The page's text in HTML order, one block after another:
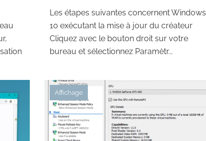
Les étapes suivantes concernent Windows
10 exécutant la mise à jour du créateur
Cliquez avec le bouton droit sur votre
bureau et sélectionnez Paramètr...
Affichage